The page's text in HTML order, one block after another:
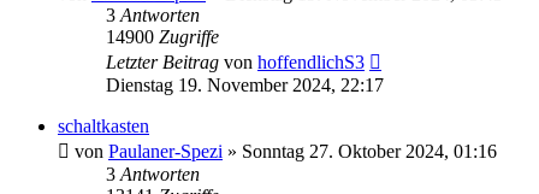
3 Antworten
14900 Zugriffe
Letzter Beitrag von hoffendlichS3
Dienstag 19. November 2024, 22:17
schaltkasten
von Paulaner-Spezi » Sonntag 27. Oktober 2024, 01:16
3 Antworten